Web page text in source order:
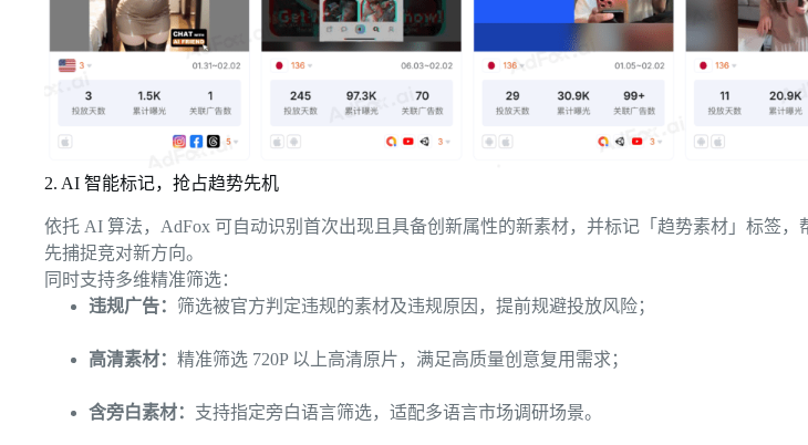
2. AI 智能标记，抢占趋势先机
依托 AI 算法，AdFox 可自动识别首次出现且具备创新属性的新素材，并标记「趋势素材」标签，
先捕捉竞对新方向。
同时支持多维精准筛选：
违规广告： 筛选被官方判定违规的素材及违规原因，提前规避投放风险；
高清素材： 精准筛选 720P 以上高清原片，满足高质量创意复用需求；
含旁白素材： 支持指定旁白语言筛选，适配多语言市场调研场景。